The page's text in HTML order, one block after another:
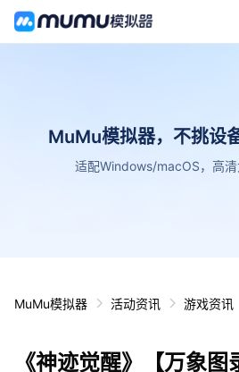
MuMu模拟器，不挑设
适配Windows/macOS，高
MuMu模拟器 活动资讯 游戏资讯
《神迹觉醒》【万象